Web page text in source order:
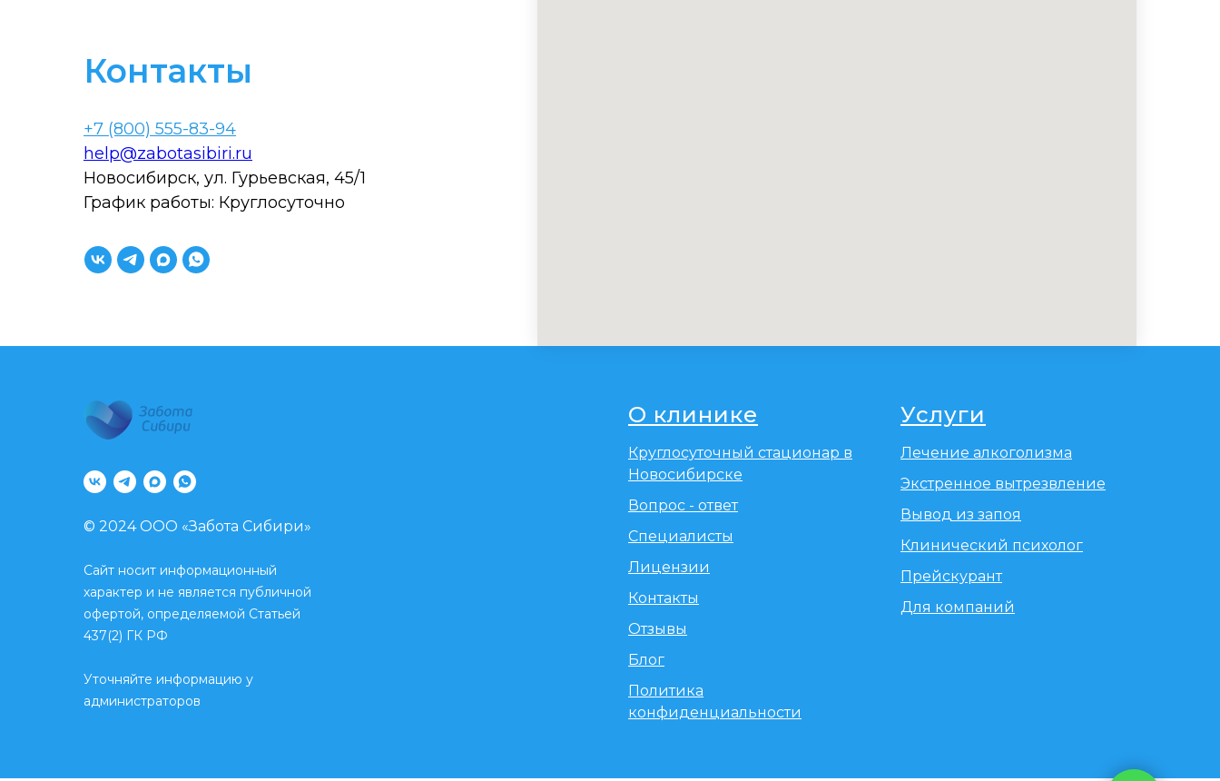
Контакты
+7 (800) 555-83-94
help@zabotasibiri.ru
Новосибирск, ул. Гурьевская, 45/1
График работы: Круглосуточно
© 2024 ООО «Забота Сибири»
Сайт носит информационный
характер и не является публичной
офертой, определяемой Статьей
437(2) ГК РФ
Уточняйте информацию у
администраторов
О клинике
Круглосуточный стационар в
Новосибирске
Вопрос - ответ
Специалисты
Лицензии
Контакты
Отзывы
Блог
Политика
конфиденциальности
Услуги
Лечение алкоголизма
Экстренное вытрезвление
Вывод из запоя
Клинический психолог
Прейскурант
Для компаний